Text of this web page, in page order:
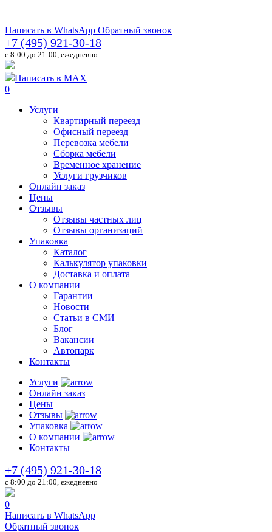
Написать в WhatsApp Обратный звонок
+7 (495) 921-30-18
c 8:00 до 21:00, ежедневно
Написать в MAX
0
Услуги
Квартирный переезд
Офисный переезд
Перевозка мебели
Сборка мебели
Временное хранение
Услуги грузчиков
Онлайн заказ
Цены
Отзывы
Отзывы частных лиц
Отзывы организаций
Упаковка
Каталог
Калькулятор упаковки
Доставка и оплата
О компании
Гарантии
Новости
Статьи в СМИ
Блог
Вакансии
Автопарк
Контакты
Услуги
Онлайн заказ
Цены
Отзывы
Упаковка
О компании
Контакты
+7 (495) 921-30-18
c 8:00 до 21:00, ежедневно
0
Написать в WhatsApp
Обратный звонок